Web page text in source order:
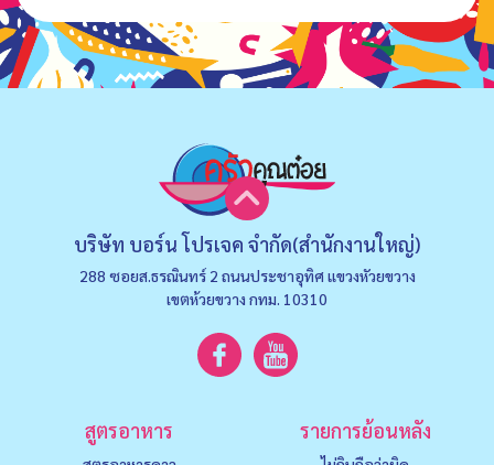
บริษัท บอร์น โปรเจค จำกัด(สำนักงานใหญ่)
288 ซอยส.ธรณินทร์ 2 ถนนประชาอุทิศ แขวงหัวยขวาง
เขตห้วยขวาง กทม. 10310
สูตรอาหาร รายการย้อนหลัง